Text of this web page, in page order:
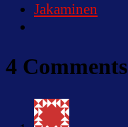
Jakaminen
4 Comments